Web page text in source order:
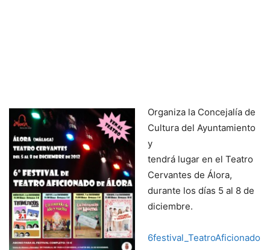
Organiza la Concejalía de
Cultura del Ayuntamiento
y
tendrá lugar en el Teatro
Cervantes de Álora,
durante los días 5 al 8 de
diciembre.
6festival_TeatroAficionado